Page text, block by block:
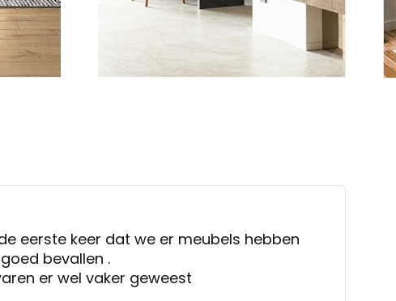
eerste keer dat we er meubels hebben
bevallen .
er wel vaker geweest